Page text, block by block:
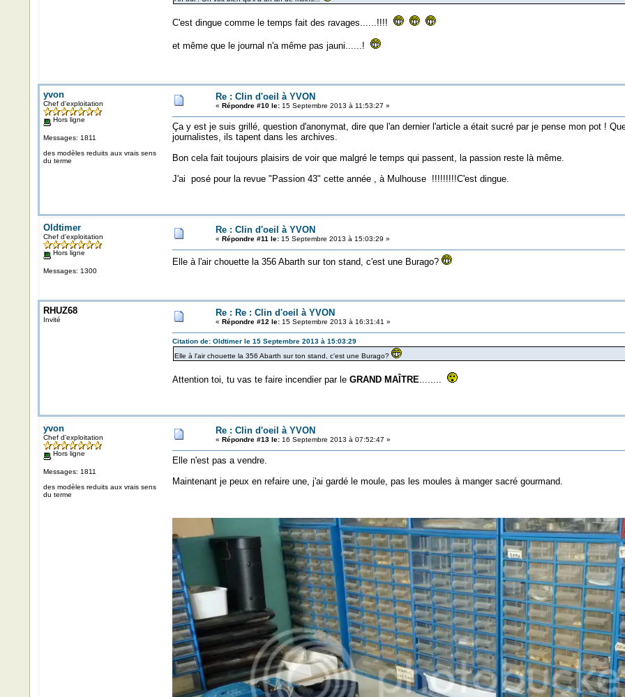
C'est dingue comme le temps fait des ravages......!!!!
et même que le journal n'a même pas jauni......!
yvon
Chef d'exploitation
Hors ligne
Messages: 1811
des modèles reduits aux vrais sens
du terme
Re : Clin d'oeil à YVON
« Répondre #10 le:15 Septembre 2013 à 11:53:27 »
Ça y est je suis grillé, question d'anonymat, dire que l'an dernier l'article a était sucré par je pense mon pot !
journalistes, ils tapent dans les archives.
Bon cela fait toujours plaisirs de voir que malgré le temps qui passent, la passion reste là même.
J'ai posé pour la revue "Passion 43" cette année , à Mulhouse !!!!!!!!!C'est dingue.
Oldtimer
Chef d'exploitation
Hors ligne
Messages: 1300
Re : Clin d'oeil à YVON
« Répondre #11 le:15 Septembre 2013 à 15:03:29 »
Elle à l'air chouette la 356 Abarth sur ton stand, c'est une Burago?
RHUZ68
Invité
Re : Re : Clin d'oeil à YVON
« Répondre #12 le:15 Septembre 2013 à 16:31:41 »
Citation de: Oldtimer le 15 Septembre 2013 à 15:03:29
Elle à l'air chouette la 356 Abarth sur ton stand, c'est une Burago?
Attention toi, tu vas te faire incendier par le GRAND MAÎTRE........
yvon
Chef d'exploitation
Hors ligne
Messages: 1811
des modèles reduits aux vrais sens
du terme
Re : Clin d'oeil à YVON
« Répondre #13 le:16 Septembre 2013 à 07:52:47 »
Elle n'est pas a vendre.
Maintenant je peux en refaire une, j'ai gardé le moule, pas les moules à manger sacré gourmand.